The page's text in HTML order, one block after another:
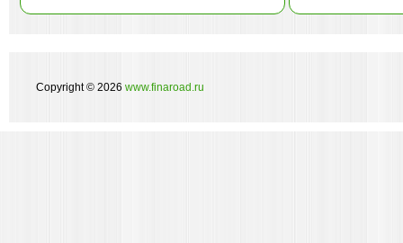
Copyright © 2026 www.finaroad.ru